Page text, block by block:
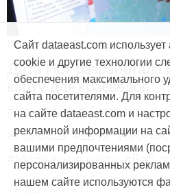
Продукты и услуги
Дата Ист разработала
карту для краеведов
#CarryMap
#Природа #Дети
#Мобильная карта #Веб-
Сайт dataeast.com
cookie и другие технологии
обеспечения максимального
сайта посетителями. Для
на сайте dataeast.com и
рекламной информации на
вашими предпочтениями
персонализированных
нашем сайте используются